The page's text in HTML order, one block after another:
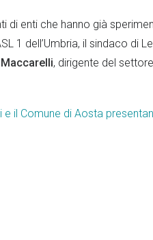
di enti che hanno già
1 dell’Umbria, il sindaco di
, dirigente del
il Comune di Aosta